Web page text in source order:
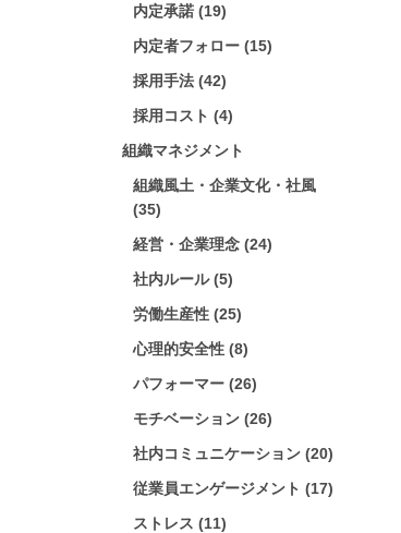
内定承諾 (19)
内定者フォロー (15)
採用手法 (42)
採用コスト (4)
組織マネジメント
組織風土・企業文化・社風
(35)
経営・企業理念 (24)
社内ルール (5)
労働生産性 (25)
心理的安全性 (8)
パフォーマー (26)
モチベーション (26)
社内コミュニケーション (20)
従業員エンゲージメント (17)
ストレス (11)